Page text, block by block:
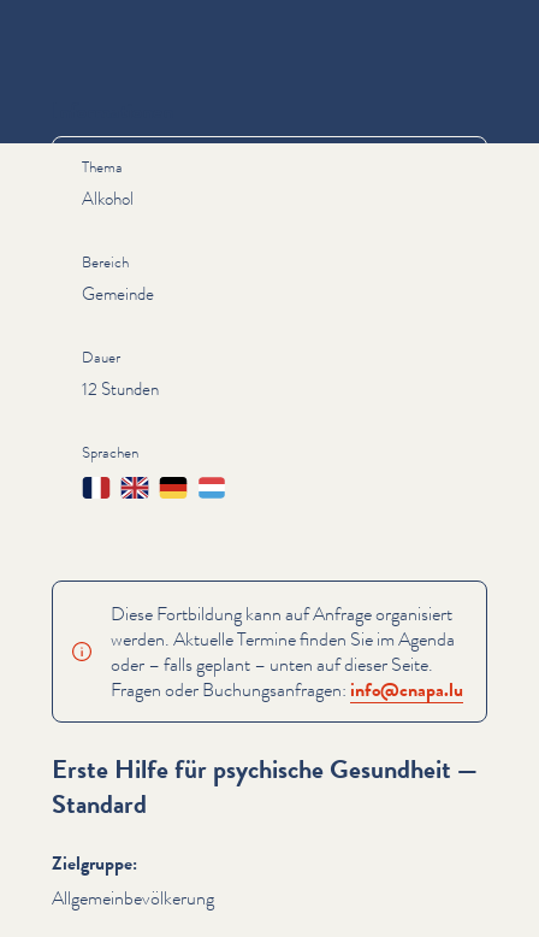
Thema
Alkohol
Bereich
Gemeinde
Dauer
12 Stunden
Sprachen
FrançaisEnglishDeutschLëtzebuergesch
Diese Fortbildung kann auf Anfrage organisiert
werden. Aktuelle Termine finden Sie im Agenda
oder – falls geplant – unten auf dieser Seite.
Fragen oder Buchungsan­fra­gen: info@​cnapa.​lu
Erste Hilfe für psychische Gesundheit —
Standard
Zielgruppe:
All­ge­mein­bevölkerung